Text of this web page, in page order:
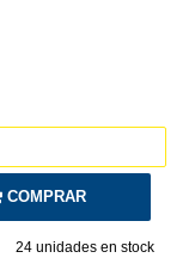
COMPRAR
24unidades en stock